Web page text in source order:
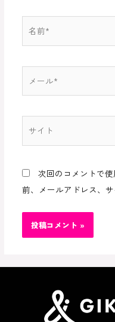
次回のコメントで
前、メールアドレス、サ